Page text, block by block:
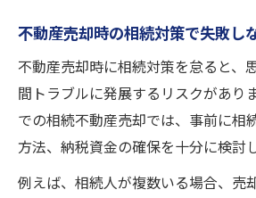
不動産売却時の相続対策で失敗し
不動産売却時に相続対策を怠ると、
間トラブルに発展するリスクがあり
での相続不動産売却では、事前に相
方法、納税資金の確保を十分に検討
例えば、相続人が複数いる場合、売